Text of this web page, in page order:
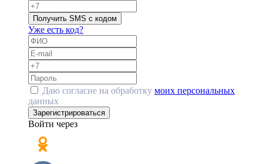
Получить SMS с кодом
Уже есть код?
Даю согласие на обработку моих персональных
данных
Зарегистрироваться
Войти через